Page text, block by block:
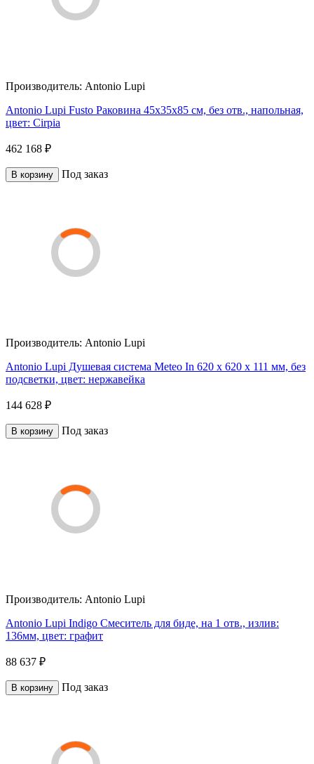
Производитель: Antonio Lupi
Antonio Lupi Fusto Раковина 45х35х85 см, без отв., напольная,
цвет: Cirpia
462 168 ₽
В корзину Под заказ
Производитель: Antonio Lupi
Antonio Lupi Душевая система Meteo In 620 х 620 х 111 мм, без
подсветки, цвет: нержавейка
144 628 ₽
В корзину Под заказ
Производитель: Antonio Lupi
Antonio Lupi Indigo Смеситель для биде, на 1 отв., излив:
136мм, цвет: графит
88 637 ₽
В корзину Под заказ